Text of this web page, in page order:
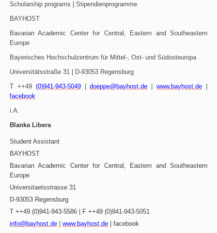
Scholarship programs | Stipendienprogramme
BAYHOST
Bavarian Academic Center for Central, Eastern and Southeastern
Europe
Bayerisches Hochschulzentrum für Mittel-, Ost- und Südosteuropa
Universitätsstraße 31 | D-93053 Regensburg
T ++49 (0)941-943-5049|doeppe@bayhost.de |www.bayhost.de
facebook
i.A.
Blanka Libera
Student Assistant
BAYHOST
Bavarian Academic Center for Central, Eastern and Southeastern
Europe
Universitaetsstrasse 31
D-93053 Regensburg
T ++49 (0)941-943-5586 | F ++49 (0)941-943-5051
info@bayhost.de | www.bayhost.de | facebook